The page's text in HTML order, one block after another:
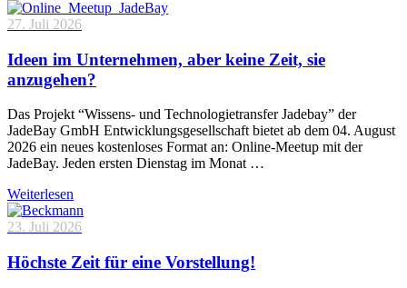
27. Juli 2026
Ideen im Unternehmen, aber keine Zeit, sie
anzugehen?
Das Projekt “Wissens- und Technologietransfer Jadebay” der
JadeBay GmbH Entwicklungsgesellschaft bietet ab dem 04. August
2026 ein neues kostenloses Format an: Online-Meetup mit der
JadeBay. Jeden ersten Dienstag im Monat …
Weiterlesen
23. Juli 2026
Höchste Zeit für eine Vorstellung!